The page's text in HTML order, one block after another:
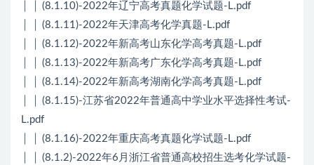
│ │ (8.1.10)-2022年辽宁高考真题化学试题-L.pdf
│ │ (8.1.11)-2022年天津高考化学真题-L.pdf
│ │ (8.1.12)-2022年新高考山东化学高考真题-L.pdf
│ │ (8.1.13)-2022年新高考广东化学高考真题-L.pdf
│ │ (8.1.14)-2022年新高考湖南化学高考真题-L.pdf
│ │ (8.1.15)-江苏省2022年普通高中学业水平选择性考试-
L.pdf
│ │ (8.1.16)-2022年重庆高考真题化学试题-L.pdf
│ │ (8.1.2)-2022年6月浙江省普通高校招生选考化学试题-